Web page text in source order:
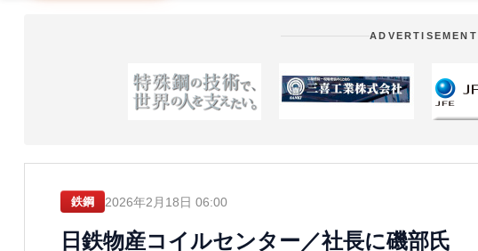
ADVERTISEMENT
鉄鋼 2026年2月18日 06:00
日鉄物産コイルセンター／社長に磯部氏